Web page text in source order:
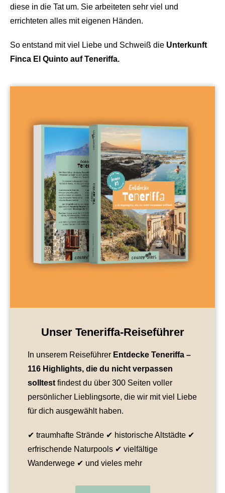
diese in die Tat um. Sie arbeiteten sehr viel und
errichteten alles mit eigenen Händen.
So entstand mit viel Liebe und Schweiß die Unterkunft
Finca El Quinto auf Teneriffa.
Unser Teneriffa-Reiseführer
In unserem Reiseführer Entdecke Teneriffa –
116 Highlights, die du nicht verpassen
solltest findest du über 300 Seiten voller
persönlicher Lieblingsorte, die wir mit viel Liebe
für dich ausgewählt haben.
✔ traumhafte Strände ✔ historische Altstädte ✔
erfrischende Naturpools ✔ vielfältige
Wanderwege ✔ und vieles mehr